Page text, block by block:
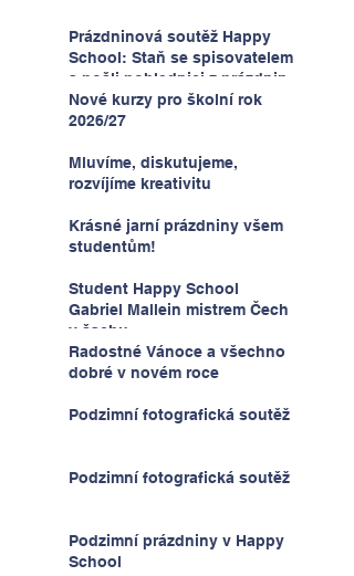
Prázdninová soutěž Happy
School: Staň se spisovatelem
a pošli pohlednici z prázdnin
Nové kurzy pro školní rok
2026/27
Mluvíme, diskutujeme,
rozvíjíme kreativitu
Krásné jarní prázdniny všem
studentům!
Student Happy School
Gabriel Mallein mistrem Čech
v šachu
Radostné Vánoce a všechno
dobré v novém roce
Podzimní fotografická soutěž
Podzimní fotografická soutěž
Podzimní prázdniny v Happy
School